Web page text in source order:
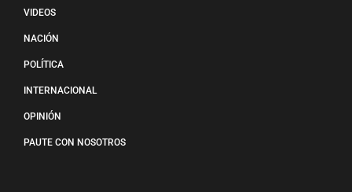
VIDEOS
NACIÓN
POLÍTICA
INTERNACIONAL
OPINIÓN
PAUTE CON NOSOTROS